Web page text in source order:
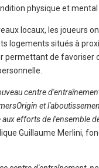
physique et mental
locaux, les joueurs
logements situés à
permettant de favoriser
centre
et
efforts de l'ensemble
Guillaume Merlini,